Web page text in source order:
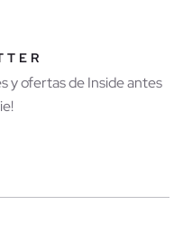
y ofertas de Inside antes